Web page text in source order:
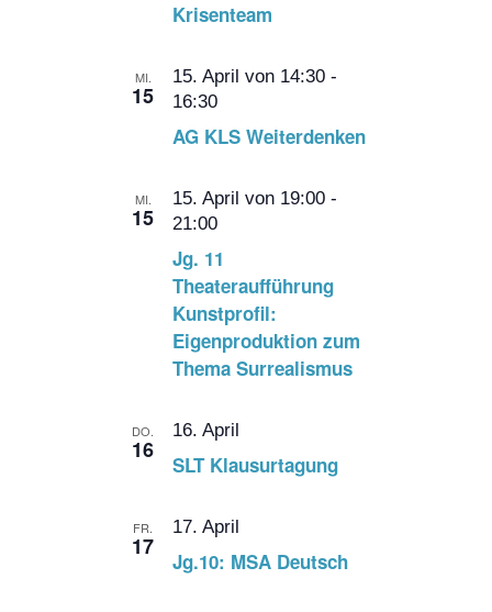
Krisenteam
MI.
15
AG KLS Weiterdenken
15. April von 14:30 -
16:30
MI.
15
Jg. 11
Theateraufführung
Kunstprofil:
Eigenproduktion zum
Thema Surrealismus
15. April von 19:00 -
21:00
DO.
16
SLT Klausurtagung
16. April
FR.
17
Jg.10: MSA Deutsch
17. April